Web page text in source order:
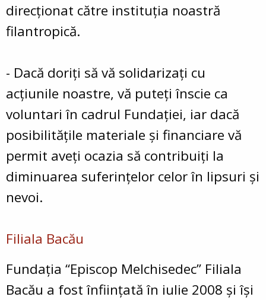
direcţionat către instituţia noastră
filantropică.
- Dacă doriți să vă solidarizați cu
acțiunile noastre, vă puteți înscie ca
voluntari în cadrul Fundației, iar dacă
posibilitățile materiale și financiare vă
permit aveți ocazia să contribuiți la
diminuarea suferințelor celor în lipsuri și
nevoi.
Filiala Bacău
Fundaţia “Episcop Melchisedec” Filiala
Bacău a fost înfiinţată în iulie 2008 şi îşi